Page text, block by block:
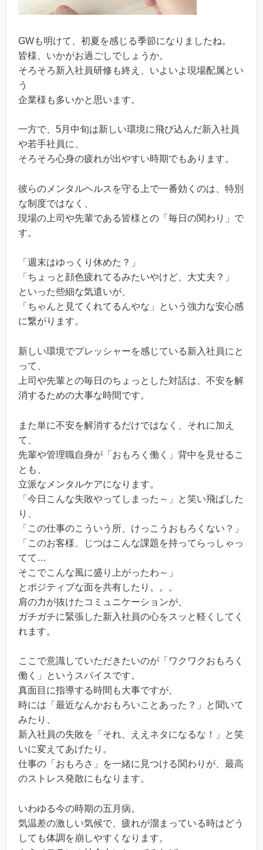
GWも明けて、初夏を感じる季節になりましたね。
皆様、いかがお過ごしでしょうか。
そろそろ新入社員研修も終え、いよいよ現場配属とい
う
企業様も多いかと思います。
一方で、5月中旬は新しい環境に飛び込んだ新入社員
や若手社員に、
そろそろ心身の疲れが出やすい時期でもあります。
彼らのメンタルヘルスを守る上で一番効くのは、特別
な制度ではなく、
現場の上司や先輩である皆様との「毎日の関わり」で
す。
「週末はゆっくり休めた？」
「ちょっと顔色疲れてるみたいやけど、大丈夫？」
といった些細な気遣いが、
「ちゃんと見てくれてるんやな」という強力な安心感
に繋がります。
新しい環境でプレッシャーを感じている新入社員にと
って、
上司や先輩との毎日のちょっとした対話は、不安を解
消するための大事な時間です。
また単に不安を解消するだけではなく、それに加え
て、
先輩や管理職自身が「おもろく働く」背中を見せるこ
とも、
立派なメンタルケアになります。
「今日こんな失敗やってしまった～」と笑い飛ばした
り、
「この仕事のこういう所、けっこうおもろくない？」
「このお客様、じつはこんな課題を持ってらっしゃっ
てて…
そこでこんな風に盛り上がったわ～」
とポジティブな面を共有したり。。。
肩の力が抜けたコミュニケーションが、
ガチガチに緊張した新入社員の心をスッと軽くしてく
れます。
ここで意識していただきたいのが「ワクワクおもろく
働く」というスパイスです。
真面目に指導する時間も大事ですが、
時には「最近なんかおもろいことあった？」と聞いて
みたり、
新入社員の失敗を「それ、ええネタになるな！」と笑
いに変えてあげたり。
仕事の「おもろさ」を一緒に見つける関わりが、最高
のストレス発散にもなります。
いわゆる今の時期の五月病。
気温差の激しい気候で、疲れが溜まっている時はどう
しても体調を崩しやすくなります。